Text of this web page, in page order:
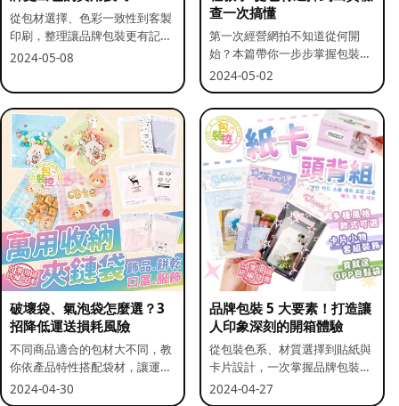
從包材選擇、色彩一致性到客製
印刷，整理讓品牌包裝更有記憶
點的實用做法。
2024-05-08
查一次搞懂
第一次經營網拍不知道從何開
始？本篇帶你一步步掌握包裝流
程與出貨前檢查重點。
2024-05-02
破壞袋、氣泡袋怎麼選？3
招降低運送損耗風險
不同商品適合的包材大不同，教
你依產品特性搭配袋材，讓運送
更安全。
2024-04-30
品牌包裝 5 大要素！打造讓
人印象深刻的開箱體驗
從包裝色系、材質選擇到貼紙與
卡片設計，一次掌握品牌包裝的
關鍵要素。
2024-04-27